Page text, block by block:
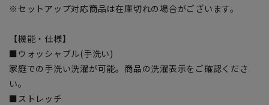
※セットアップ対応商品は在庫切れの場合がございます。
【機能・仕様】
■ウォッシャブル(手洗い)
家庭での手洗い洗濯が可能。商品の洗濯表示をご確認くださ
い。
■ストレッチ